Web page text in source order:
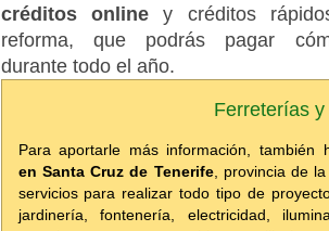
créditos onliney créditos
reforma, que podrás pagar
durante todo el año.
Ferreterías
Para aportarle más información,
en Santa Cruz de Tenerife, provincia de
servicios para realizar todo tipo de
jardinería, fontenería, electricidad,